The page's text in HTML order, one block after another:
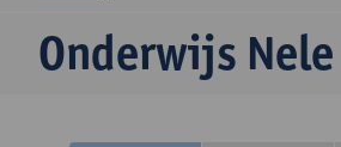
Onderwijs